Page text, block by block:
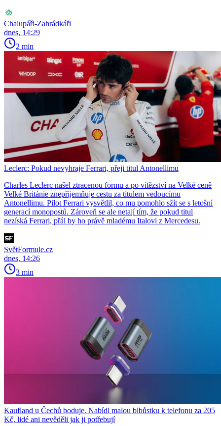
Chalupáři-Zahrádkáři
dnes, 14:29
2 min
Leclerc: Pokud nevyhraje Ferrari, přeji titul Antonellimu
Charles Leclerc našel ztracenou formu a po vítězství na Velké ceně
Velké Británie znepříjemňuje cestu za titulem vedoucímu
Antonellimu. Pilot Ferrari vysvětlil, co mu pomohlo sžít se s letošní
generací monopostů. Zároveň se ale netají tím, že pokud titul
nezíská Ferrari, přál by ho právě mladému Italovi z Mercedesu.
SvětFormule.cz
dnes, 14:26
3 min
Kaufland u Čechů boduje. Nabídl malou blbůstku k telefonu za 205
Kč, lidé ani nevěděli jak ji potřebují